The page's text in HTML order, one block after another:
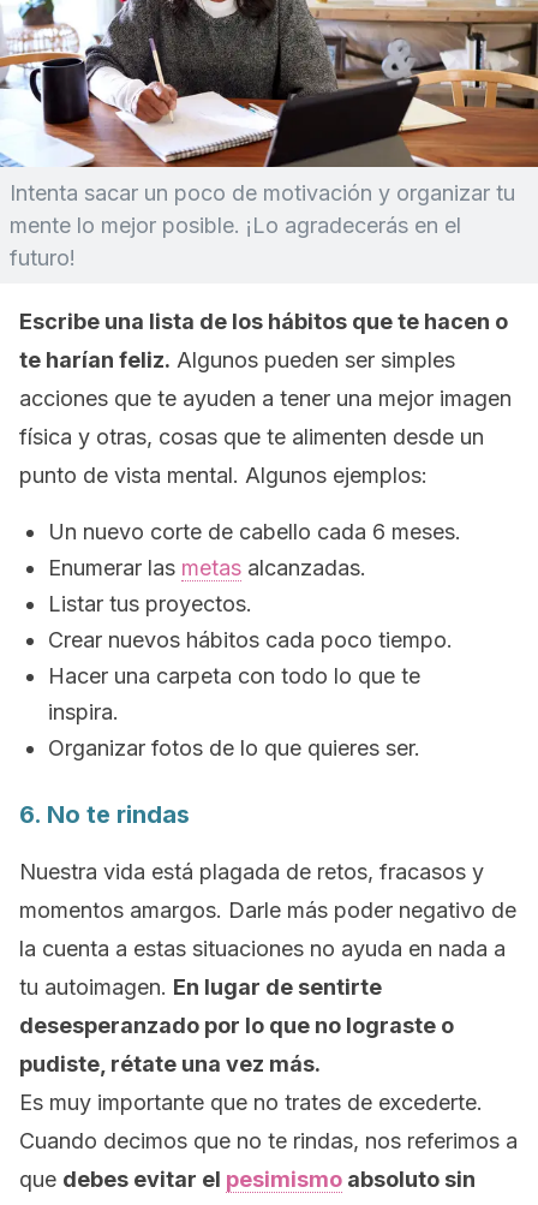
Intenta sacar un poco de motivación y organizar tu
mente lo mejor posible. ¡Lo agradecerás en el
futuro!
Escribe una lista de los hábitos que te hacen o
te harían feliz. Algunos pueden ser simples
acciones que te ayuden a tener una mejor imagen
física y otras, cosas que te alimenten desde un
punto de vista mental. Algunos ejemplos:
Un nuevo corte de cabello cada 6 meses.
Enumerar las metas alcanzadas.
Listar tus proyectos.
Crear nuevos hábitos cada poco tiempo.
Hacer una carpeta con todo lo que te
inspira.
Organizar fotos de lo que quieres ser.
6. No te rindas
Nuestra vida está plagada de retos, fracasos y
momentos amargos. Darle más poder negativo de
la cuenta a estas situaciones no ayuda en nada a
tu autoimagen. En lugar de sentirte
desesperanzado por lo que no lograste o
pudiste, rétate una vez más.
Es muy importante que no trates de excederte.
Cuando decimos que no te rindas, nos referimos a
que debes evitar el pesimismo absoluto sin